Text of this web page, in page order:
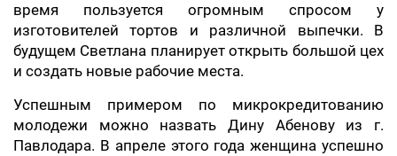
время пользуется огромным спросом у
изготовителей тортов и различной выпечки. В
будущем Светлана планирует открыть большой цех
и создать новые рабочие места.
Успешным примером по микрокредитованию
молодежи можно назвать Дину Абенову из г.
Павлодара. В апреле этого года женщина успешно